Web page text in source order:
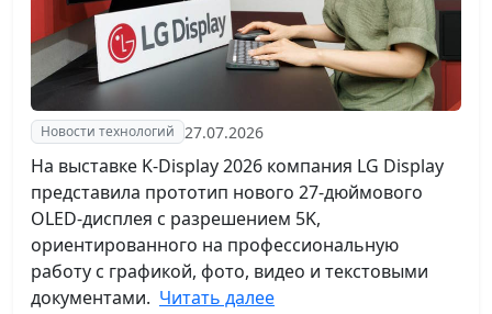
Новости технологий 27.07.2026
На выставке K-Display 2026 компания LG Display
представила прототип нового 27-дюймового
OLED-дисплея с разрешением 5K,
ориентированного на профессиональную
работу с графикой, фото, видео и текстовыми
документами. Читать далее